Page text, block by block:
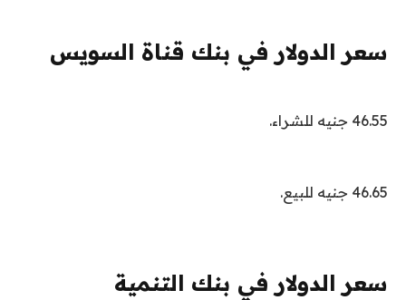
سعر الدولار في بنك قناة السويس
46.55 جنيه للشراء.
46.65 جنيه للبيع.
سعر الدولار في بنك التنمية